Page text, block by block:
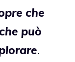
che
può
.